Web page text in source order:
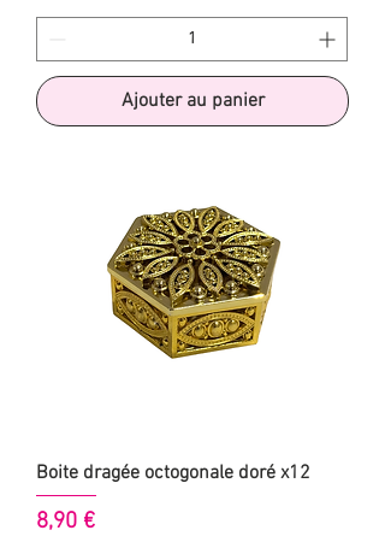
Ajouter au panier
Boite dragée octogonale doré x12
Prix
8,90 €